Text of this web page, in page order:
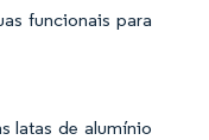
funcionais para
latas de alumínio